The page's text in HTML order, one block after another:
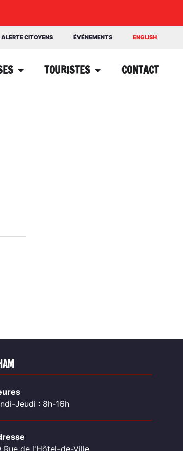
ALERTE CITOYENS ÉVÉNEMENTS ENGLISH
TOURISTES CONTACT
Jeudi : 8h-16h
Rue de l'Hôtel-de-Ville